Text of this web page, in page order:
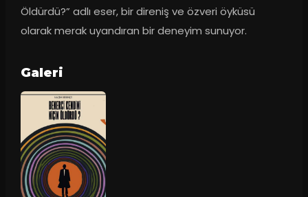
Öldürdü?” adlı eser, bir direniş ve özveri öyküsü
olarak merak uyandıran bir deneyim sunuyor.
Galeri